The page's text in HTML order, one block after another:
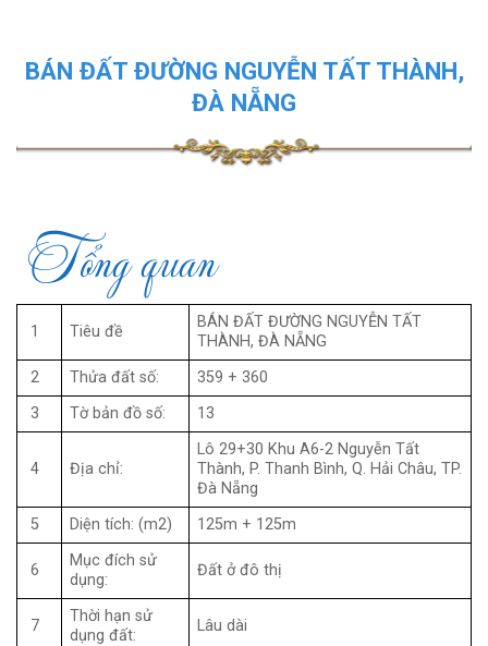
BÁN ĐẤT ĐƯỜNG NGUYỄN TẤT THÀNH,
ĐÀ NẴNG
Tổng quan
1 Tiêu đề
BÁN ĐẤT ĐƯỜNG NGUYỄN TẤT
THÀNH, ĐÀ NẴNG
2
Thửa đất số:
359 + 360
3
Tờ bản đồ số: 13
4 Địa chỉ:
Lô 29+30 Khu A6-2 Nguyễn Tất
Thành, P. Thanh Bình, Q. Hải Châu, TP.
Đà Nẵng
5
Diện tích: (m2) 125m + 125m
6
Mục đích sử
dụng:
Đất ở đô thị
7
Thời hạn sử
dụng đất:
Lâu dài